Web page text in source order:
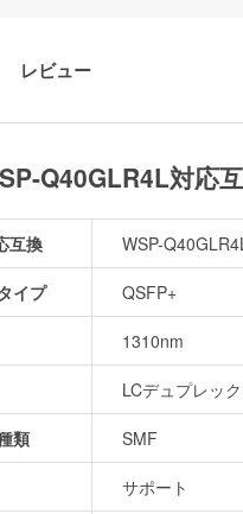
レビュー
Q40GLR4L対応
互換 WSP-
イプ QSFP+
1310nm
LCデュプレッ
類 SMF
サポート